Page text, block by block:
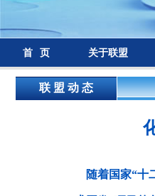
首 页 关于联盟
联 盟 动 态
随着国家“十